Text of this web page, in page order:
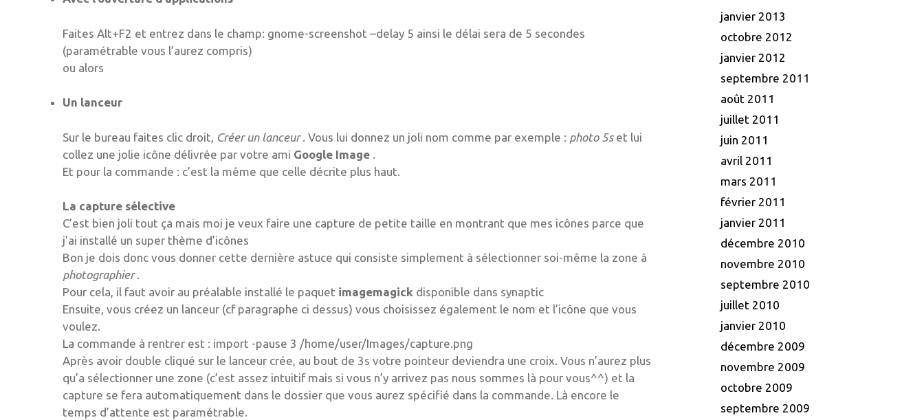
Faites Alt+F2 et entrez dans le champ: gnome-screenshot –delay 5 ainsi le délai sera de 5 secondes
(paramétrable vous l’aurez compris)
ou alors
Un lanceur
Sur le bureau faites clic droit, Créer un lanceur. Vous lui donnez un joli nom comme par exemple : photo 5s et lui
collez une jolie icône délivrée par votre ami Google Image .
Et pour la commande : c’est la même que celle décrite plus haut.
La capture sélective
C’est bien joli tout ça mais moi je veux faire une capture de petite taille en montrant que mes icônes parce que
j’ai installé un super thème d’icônes
Bon je dois donc vous donner cette dernière astuce qui consiste simplement à sélectionner soi-même la zone à
photographier.
Pour cela, il faut avoir au préalable installé le paquet imagemagick disponible dans synaptic
Ensuite, vous créez un lanceur (cf paragraphe ci dessus) vous choisissez également le nom et l’icône que vous
voulez.
La commande à rentrer est : import -pause 3 /home/user/Images/capture.png
Après avoir double cliqué sur le lanceur crée, au bout de 3s votre pointeur deviendra une croix. Vous n’aurez plus
qu’a sélectionner une zone (c’est assez intuitif mais si vous n’y arrivez pas nous sommes là pour vous^^) et la
capture se fera automatiquement dans le dossier que vous aurez spécifié dans la commande. Là encore le
temps d’attente est paramétrable.
janvier 2013
octobre 2012
janvier 2012
septembre 2011
août 2011
juillet 2011
juin 2011
avril 2011
mars 2011
février 2011
janvier 2011
décembre 2010
novembre 2010
septembre 2010
juillet 2010
janvier 2010
décembre 2009
novembre 2009
octobre 2009
septembre 2009